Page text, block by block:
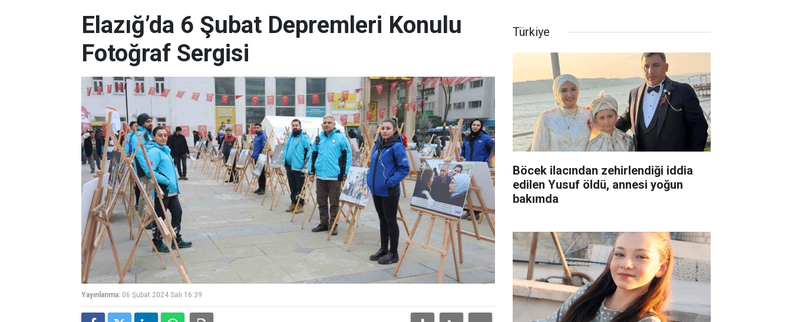
Elazığ’da 6 Şubat Depremleri Konulu
Fotoğraf Sergisi
Yayınlanma: 06 Şubat 2024 Salı 16:39
Türkiye
Böcek ilacından zehirlendiği iddia
edilen Yusuf öldü, annesi yoğun
bakımda